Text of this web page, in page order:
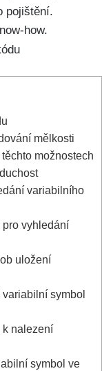
pojištění.
how.
mělkosti
možnostech
variabilního
vyhledání
uložení
symbol
k nalezení
symbol ve